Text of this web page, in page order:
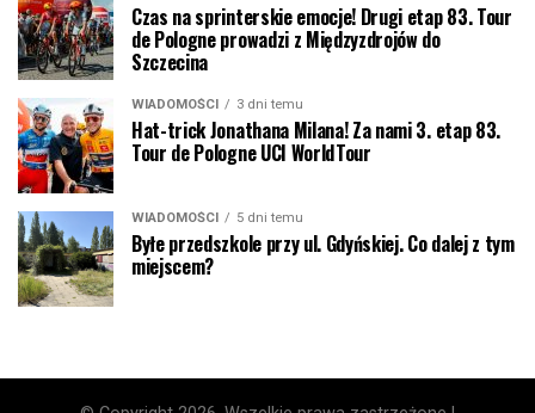
Czas na sprinterskie emocje! Drugi etap 83. Tour
de Pologne prowadzi z Międzyzdrojów do
Szczecina
WIADOMOŚCI 3 dni temu
Hat-trick Jonathana Milana! Za nami 3. etap 83.
Tour de Pologne UCI WorldTour
WIADOMOŚCI 5 dni temu
Byłe przedszkole przy ul. Gdyńskiej. Co dalej z tym
miejscem?